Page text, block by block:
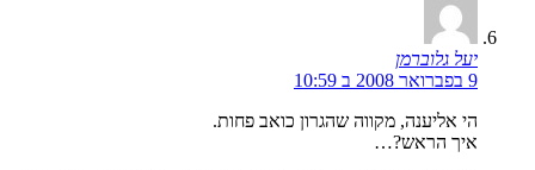
יעל גלוברמן
9 בפברואר 2008 ב 10:59
הי אליענה, מקווה שהגרון כואב פחות.
איך הראש?…